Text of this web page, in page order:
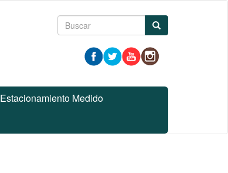
Formulario
búsqueda
Estacionamiento Medido